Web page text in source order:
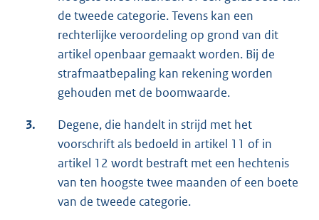
de tweede categorie. Tevens kan een
rechterlijke veroordeling op grond van dit
artikel openbaar gemaakt worden. Bij de
strafmaatbepaling kan rekening worden
gehouden met de boomwaarde.
3.
Degene, die handelt in strijd met het
voorschrift als bedoeld in artikel 11 of in
artikel 12 wordt bestraft met een hechtenis
van ten hoogste twee maanden of een boete
van de tweede categorie.